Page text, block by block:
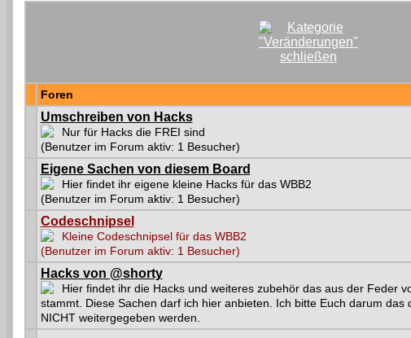
Foren
Umschreiben von Hacks
Nur für Hacks die FREI sind
(Benutzer im Forum aktiv: 1 Besucher)
Eigene Sachen von diesem Board
Hier findet ihr eigene kleine Hacks für das WBB2
(Benutzer im Forum aktiv: 1 Besucher)
Codeschnipsel
Kleine Codeschnipsel für das WBB2
(Benutzer im Forum aktiv: 1 Besucher)
Hacks von @shorty
Hier findet ihr die Hacks und weiteres zubehör das aus der Feder
stammt. Diese Sachen darf ich hier anbieten. Ich bitte Euch darum das
NICHT weitergegeben werden.